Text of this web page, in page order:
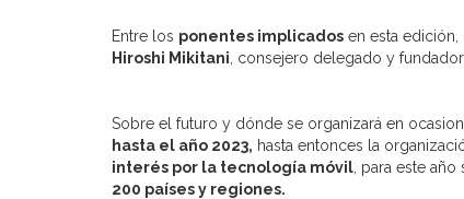
Entre los ponentes implicados en esta
Hiroshi Mikitani , consejero delegado y
Sobre el futuro y dónde se organizará en
hasta el año 2023, hasta entonces la
interés por la tecnología móvil , para este
200 países y regiones.